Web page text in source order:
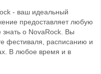
- ваш идеальный
предоставляет любую
о NovaRock. Вы
фестиваля, расписанию и
В любое время и в